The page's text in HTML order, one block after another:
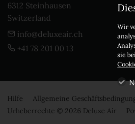
6312 Steinhausen
Switzerland
info@deluxeair.ch
+41 78 201 00 13
Hilfe Allgemeine
Urheberrechte © 2026 Deluxe Air
Wir
sie